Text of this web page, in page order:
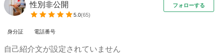
性別非公開
5.0(65)
フォローする
身分証 電話番号
自己紹介文が設定されていません